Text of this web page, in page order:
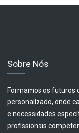
Sobre Nós
Formamos os futuros
personalizado, onde
e necessidades
profissionais